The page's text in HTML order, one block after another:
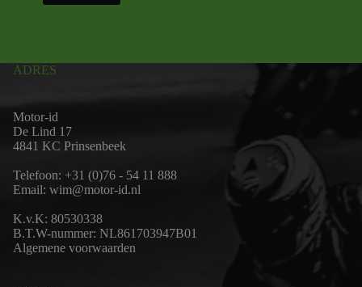
ADRES
Motor-id
De Lind 17
4841 KC Prinsenbeek
Telefoon: +31 (0)76 - 54 11 888
Email: wim@motor-id.nl
K.v.K: 80530338
B.T.W-nummer: NL861703947B01
Algemene voorwaarden